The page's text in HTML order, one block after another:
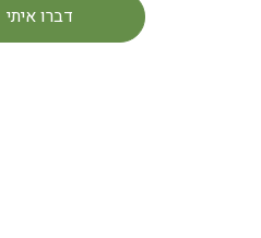
דברו איתי